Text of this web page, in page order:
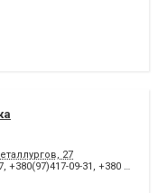
27
, +380(97)417-09-31 , +380 (67) 56-33-262